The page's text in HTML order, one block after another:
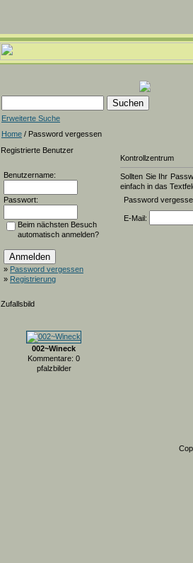
Erweiterte Suche
Home / Password vergessen
Registrierte Benutzer
Benutzername:
Passwort:
Beim nächsten Besuch
automatisch anmelden?
» Password vergessen
» Registrierung
Zufallsbild
002~Wineck
Kommentare: 0
pfalzbilder
Kontrollzentrum
Sollten Sie Ihr
einfach in das
Password
E-Mail: